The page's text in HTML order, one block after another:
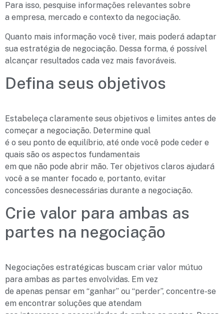
Para isso, pesquise informações relevantes sobre
a empresa, mercado e contexto da negociação.
Quanto mais informação você tiver, mais poderá adaptar
sua estratégia de negociação. Dessa forma, é possível
alcançar resultados cada vez mais favoráveis.
Defina seus objetivos
Estabeleça claramente seus objetivos e limites antes de
começar a negociação. Determine qual
é o seu ponto de equilíbrio, até onde você pode ceder e
quais são os aspectos fundamentais
em que não pode abrir mão. Ter objetivos claros ajudará
você a se manter focado e, portanto, evitar
concessões desnecessárias durante a negociação.
Crie valor para ambas as
partes na negociação
Negociações estratégicas buscam criar valor mútuo
para ambas as partes envolvidas. Em vez
de apenas pensar em “ganhar” ou “perder”, concentre-se
em encontrar soluções que atendam